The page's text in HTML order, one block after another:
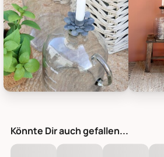
Könnte Dir auch gefallen...